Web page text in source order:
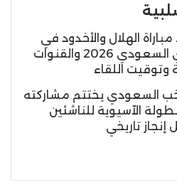
الهلال والأخدود في
الدوري السعودي 2026 والقنوات
وتوقيت اللقاء
السعودي يختتم مشاركته
الآسيوية للناشئين
تاريخي